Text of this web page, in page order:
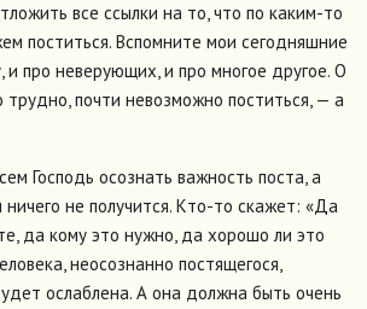
все ссылки на то, что по каким-то
поститься. Вспомните мои сегодняшние
и про неверующих, и про многое другое. О
почти невозможно поститься, — а
Господь осознать важность поста, а
ничего не получится. Кто-то скажет: «Да
да кому это нужно, да хорошо ли это
неосознанно постящегося,
ослаблена. А она должна быть очень